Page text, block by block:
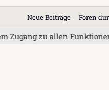
Neue Beiträge Foren
Funktionen; Upgrades